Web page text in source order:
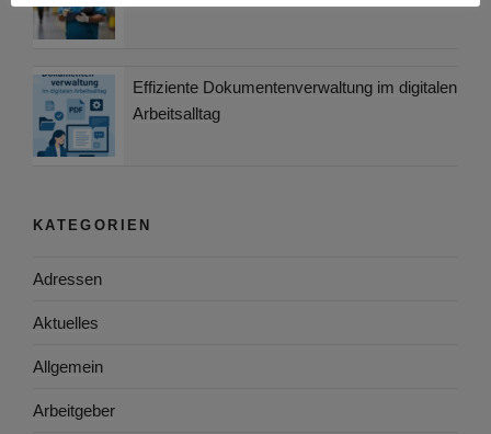
Effiziente Dokumentenverwaltung im digitalen
Arbeitsalltag
KATEGORIEN
Adressen
Aktuelles
Allgemein
Arbeitgeber